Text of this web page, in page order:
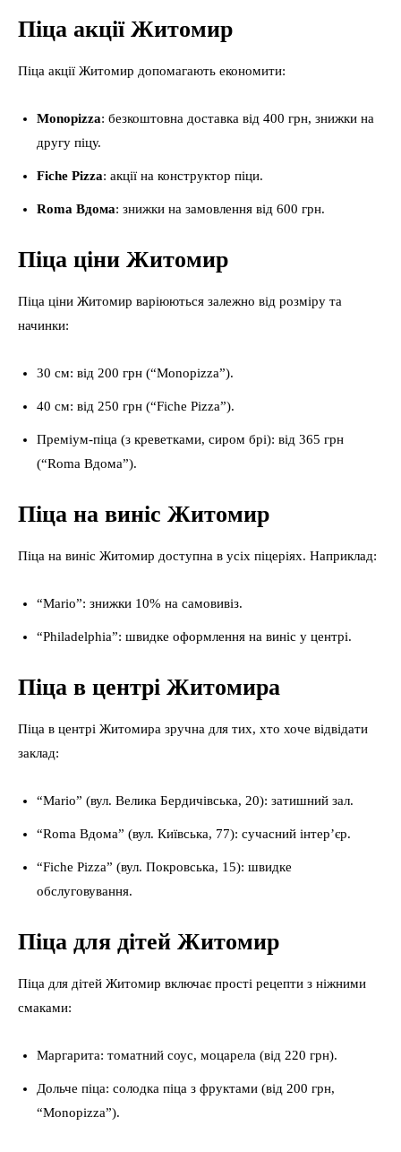
Піца акції Житомир
Піца акції Житомир допомагають економити:
Monopizza: безкоштовна доставка від 400 грн, знижки на
другу піцу.
Fiche Pizza: акції на конструктор піци.
Roma Вдома: знижки на замовлення від 600 грн.
Піца ціни Житомир
Піца ціни Житомир варіюються залежно від розміру та
начинки:
30 см: від 200 грн (“Monopizza”).
40 см: від 250 грн (“Fiche Pizza”).
Преміум-піца (з креветками, сиром брі): від 365 грн
(“Roma Вдома”).
Піца на виніс Житомир
Піца на виніс Житомир доступна в усіх піцеріях. Наприклад:
“Mario”: знижки 10% на самовивіз.
“Philadelphia”: швидке оформлення на виніс у центрі.
Піца в центрі Житомира
Піца в центрі Житомира зручна для тих, хто хоче відвідати
заклад:
“Mario” (вул. Велика Бердичівська, 20): затишний зал.
“Roma Вдома” (вул. Київська, 77): сучасний інтер’єр.
“Fiche Pizza” (вул. Покровська, 15): швидке
обслуговування.
Піца для дітей Житомир
Піца для дітей Житомир включає прості рецепти з ніжними
смаками:
Маргарита: томатний соус, моцарела (від 220 грн).
Дольче піца: солодка піца з фруктами (від 200 грн,
“Monopizza”).